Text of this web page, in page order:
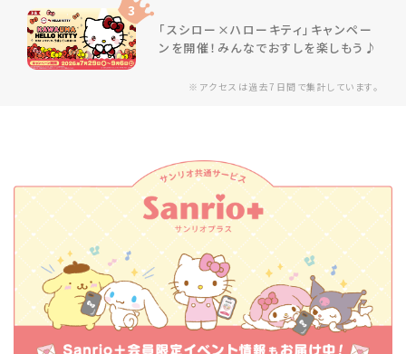
※アクセスは過去7日間で集計しています。
3
「スシロー×ハローキティ」キャンペー
ンを開催！みんなでおすしを楽しもう♪